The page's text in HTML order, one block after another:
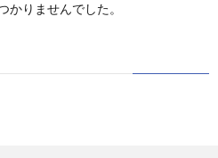
に
情
て
お
かりませんでした。